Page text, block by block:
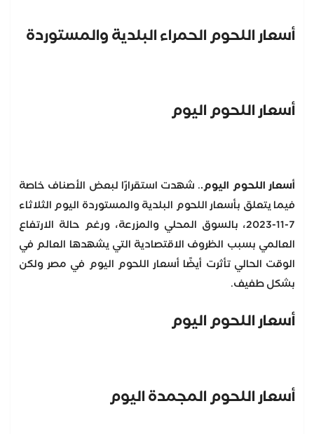
أسعار اللحوم الحمراء البلدية والمستوردة
أسعار اللحوم اليوم
أسعار اللحوم اليوم.. شهدت استقرارًا لبعض الأصناف خاصة
فيما يتعلق بأسعار اللحوم البلدية والمستوردة اليوم الثلاثاء
7-11-2023، بالسوق المحلي والمزرعة، ورغم حالة الارتفاع
العالمي بسبب الظروف الاقتصادية التي يشهدها العالم في
الوقت الحالي تأثرت أيضًا أسعار اللحوم اليوم في مصر ولكن
بشكل طفيف.
أسعار اللحوم اليوم
أسعار اللحوم المجمدة اليوم